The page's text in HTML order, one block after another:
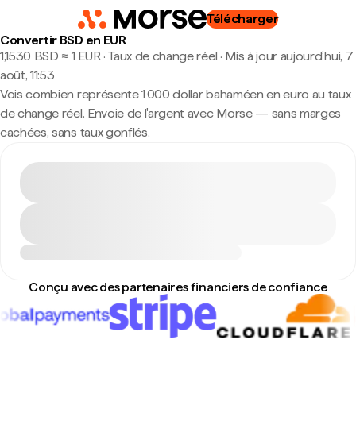
Télécharger
Convertir BSD en EUR
1,1530 BSD ≈ 1 EUR · Taux de change réel · Mis à jour aujourd’hui, 7
août, 11:53
Vois combien représente 1 000 dollar bahaméen en euro au taux
de change réel. Envoie de l'argent avec Morse — sans marges
cachées, sans taux gonflés.
Conçu avec des partenaires financiers de confiance